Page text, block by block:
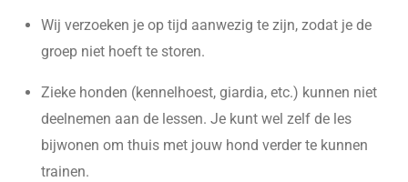
Wij verzoeken je op tijd aanwezig te zijn, zodat je de
groep niet hoeft te storen.
Zieke honden (kennelhoest, giardia, etc.) kunnen niet
deelnemen aan de lessen. Je kunt wel zelf de les
bijwonen om thuis met jouw hond verder te kunnen
trainen.